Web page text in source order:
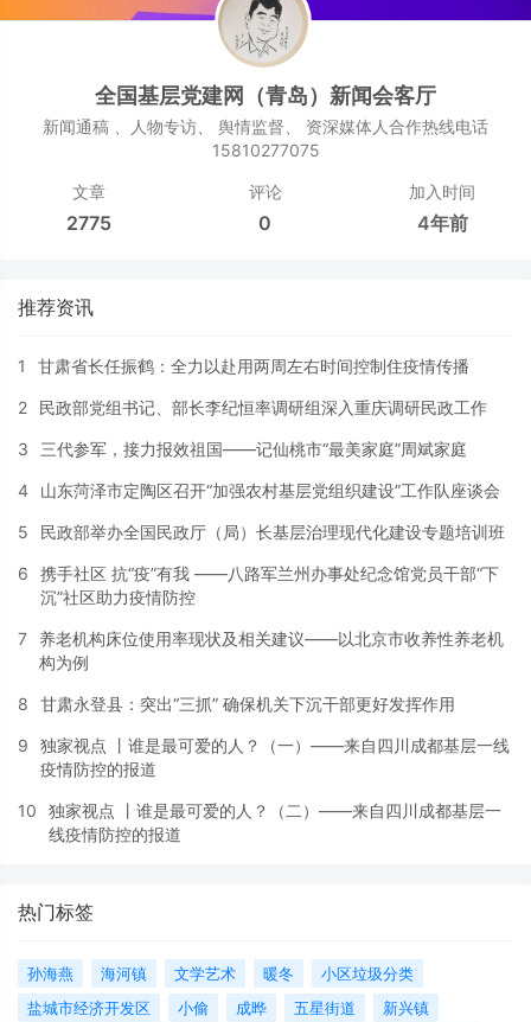
全国基层党建网（青岛）新闻会客厅
新闻通稿 、人物专访、 舆情监督、 资深媒体人合作热线电话
15810277075
文章
2775
评论
0
加入时间
4年前
推荐资讯
1 甘肃省长任振鹤：全力以赴用两周左右时间控制住疫情传播
2 民政部党组书记、部长李纪恒率调研组深入重庆调研民政工作
3 三代参军，接力报效祖国——记仙桃市“最美家庭”周斌家庭
4 山东菏泽市定陶区召开“加强农村基层党组织建设”工作队座谈会
5 民政部举办全国民政厅（局）长基层治理现代化建设专题培训班
6
携手社区 抗“疫”有我 ——八路军兰州办事处纪念馆党员干部“下
沉”社区助力疫情防控
7
养老机构床位使用率现状及相关建议——以北京市收养性养老机
构为例
8 甘肃永登县：突出“三抓” 确保机关下沉干部更好发挥作用
9
独家视点 丨谁是最可爱的人？（一）——来自四川成都基层一线
疫情防控的报道
10
独家视点 丨谁是最可爱的人？（二）——来自四川成都基层一
线疫情防控的报道
热门标签
孙海燕 海河镇 文学艺术 暖冬
小区垃圾分类
盐城市经济开发区
小偷 成晔 五星街道
新兴镇